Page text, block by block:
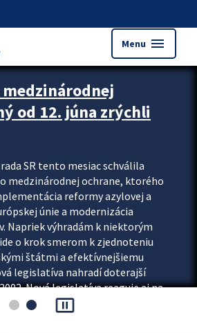
Menu menu
upútavok
medzinárodnej
od 12. júna zrýchli
SR tento mesiac schválila
medzinárodnej ochrane, ktorého
reformy azylovej a
únie a modernizácia
Napriek výhradám k niektorým
o krok smerom k zjednoteniu
štátmi a efektívnejšiemu
legislatíva nahradí doterajší
Nová legislatíva reaguje aj na
počas...
pause_presentation